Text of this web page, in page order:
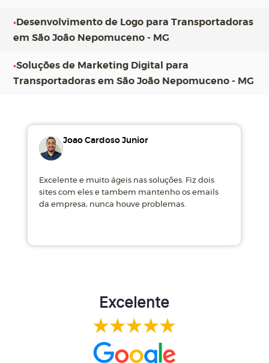
•Desenvolvimento de Logo para Transportadoras
em São João Nepomuceno - MG
•Soluções de Marketing Digital para
Transportadoras em São João Nepomuceno - MG
Joao Cardoso Junior
Excelente e muito ágeis nas soluções. Fiz dois
sites com eles e tambem mantenho os emails
da empresa, nunca houve problemas.
Excelente